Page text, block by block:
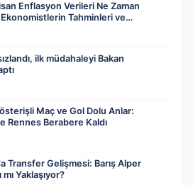
Enflasyon Verileri Ne Zaman
Ekonomistlerin Tahminleri ve
ilk müdahaleyi Bakan
Maç ve Gol Dolu Anlar:
Rennes Berabere Kaldı
Transfer Gelişmesi: Barış Alper
mı Yaklaşıyor?